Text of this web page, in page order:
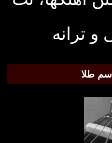
ترانه
طلا